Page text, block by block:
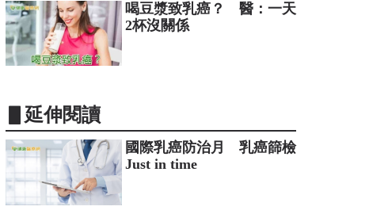
喝豆漿致乳癌？ 醫：一天
2杯沒關係
▋延伸閱讀
國際乳癌防治月 乳癌篩檢
Just in time